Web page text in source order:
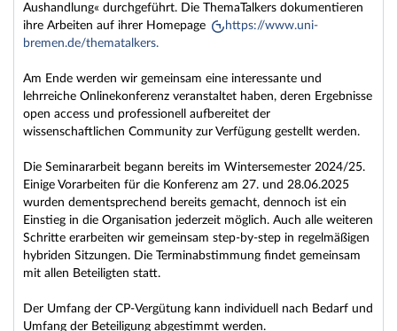
Aushandlung« durchgeführt. Die ThemaTalkers dokumentieren
ihre Arbeiten auf ihrer Homepage
https://www.uni-
bremen.de/thematalkers.
Am Ende werden wir gemeinsam eine interessante und
lehrreiche Onlinekonferenz veranstaltet haben, deren Ergebnisse
open access und professionell aufbereitet der
wissenschaftlichen Community zur Verfügung gestellt werden.
Die Seminararbeit begann bereits im Wintersemester 2024/25.
Einige Vorarbeiten für die Konferenz am 27. und 28.06.2025
wurden dementsprechend bereits gemacht, dennoch ist ein
Einstieg in die Organisation jederzeit möglich. Auch alle weiteren
Schritte erarbeiten wir gemeinsam step-by-step in regelmäßigen
hybriden Sitzungen. Die Terminabstimmung findet gemeinsam
mit allen Beteiligten statt.
Der Umfang der CP-Vergütung kann individuell nach Bedarf und
Umfang der Beteiligung abgestimmt werden.